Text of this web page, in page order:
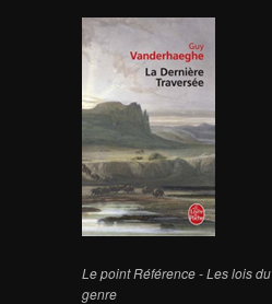
Le point Référence - Les lois du
genre